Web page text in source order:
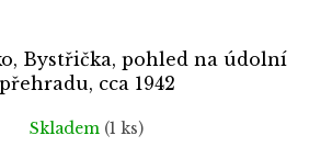
Bystřička, pohled na údolní
přehradu, cca 1942
Skladem (1 ks)